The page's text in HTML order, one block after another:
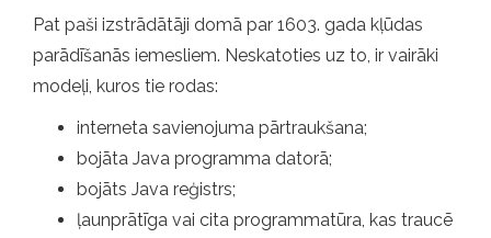
Pat paši izstrādātāji domā par 1603. gada kļūdas
parādīšanās iemesliem. Neskatoties uz to, ir vairāki
modeļi, kuros tie rodas:
interneta savienojuma pārtraukšana;
bojāta Java programma datorā;
bojāts Java reģistrs;
ļaunprātīga vai cita programmatūra, kas traucē